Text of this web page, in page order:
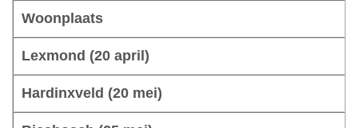
Woonplaats
Lexmond (20 april)
Hardinxveld (20 mei)